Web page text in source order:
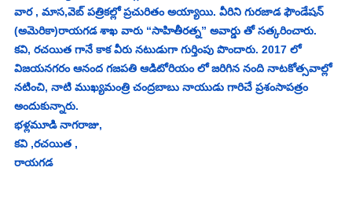
వార , మాస,వెబ్ పత్రికల్లో ప్రచురితం అయ్యాయి. వీరిని గురజాడ ఫౌండేషన్
(అమెరికా)రాయగడ శాఖ వారు “సాహితీరత్న” అవార్డు తో సత్కరించారు.
కవి, రచయిత గానే కాక వీరు నటుడుగా గుర్తింపు పొందారు. 2017 లో
విజయనగరం ఆనంద గజపతి ఆడిటోరియం లో జరిగిన నంది నాటకోత్సవాల్లో
నటించి, నాటి ముఖ్యమంత్రి చంద్రబాబు నాయుడు గారిచే ప్రశంసాపత్రం
అందుకున్నారు.
భళ్లమూడి నాగరాజు,
కవి ,రచయిత ,
రాయగడ